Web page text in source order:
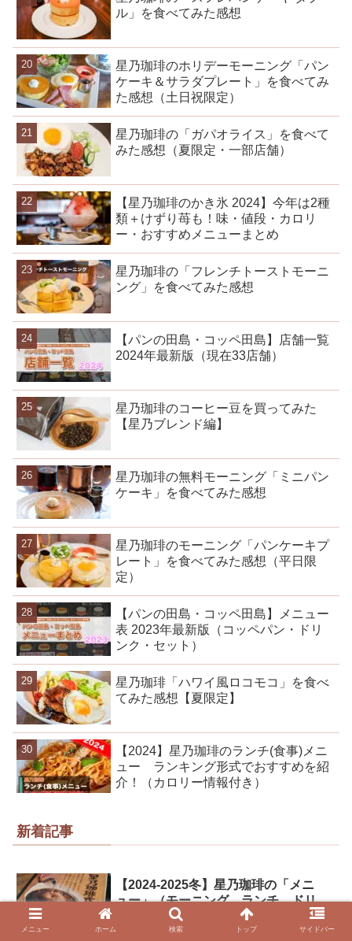
ル」を食べてみた感想
星乃珈琲のホリデーモーニング「パン
ケーキ＆サラダプレート」を食べてみ
た感想（土日祝限定）
星乃珈琲の「ガパオライス」を食べて
みた感想（夏限定・一部店舗）
【星乃珈琲のかき氷 2024】今年は2種
類＋けずり苺も！味・値段・カロリ
ー・おすすめメニューまとめ
星乃珈琲の「フレンチトーストモーニ
ング」を食べてみた感想
【パンの田島・コッペ田島】店舗一覧
2024年最新版（現在33店舗）
星乃珈琲のコーヒー豆を買ってみた
【星乃ブレンド編】
星乃珈琲の無料モーニング「ミニパン
ケーキ」を食べてみた感想
星乃珈琲のモーニング「パンケーキプ
レート」を食べてみた感想（平日限
定）
【パンの田島・コッペ田島】メニュー
表 2023年最新版（コッペパン・ドリ
ンク・セット）
星乃珈琲「ハワイ風ロコモコ」を食べ
てみた感想【夏限定】
【2024】星乃珈琲のランチ(食事)メニ
ュー ランキング形式でおすすめを紹
介！（カロリー情報付き）
新着記事
【2024-2025冬】星乃珈琲の「メニ
ュー」（モーニング、ランチ、ドリ
ンク、パンケーキ、スイーツ）値
段・食べてみた感想付き
メニュー ホーム 検索 トップ サイドバー